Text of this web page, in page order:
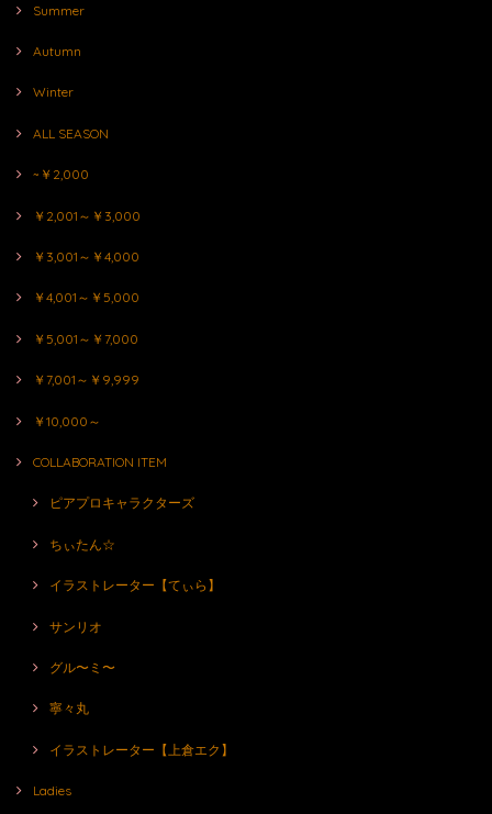
Summer
Autumn
Winter
ALL SEASON
~￥2,000
￥2,001～￥3,000
￥3,001～￥4,000
￥4,001～￥5,000
￥5,001～￥7,000
￥7,001～￥9,999
￥10,000～
COLLABORATION ITEM
ピアプロキャラクターズ
ちぃたん☆
イラストレーター【てぃら】
サンリオ
グル〜ミ〜
寧々丸
イラストレーター【上倉エク】
Ladies